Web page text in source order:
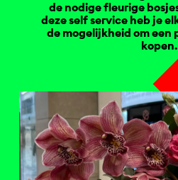
de nodige fleurige
deze self service heb je
de mogelijkheid om een
kopen.